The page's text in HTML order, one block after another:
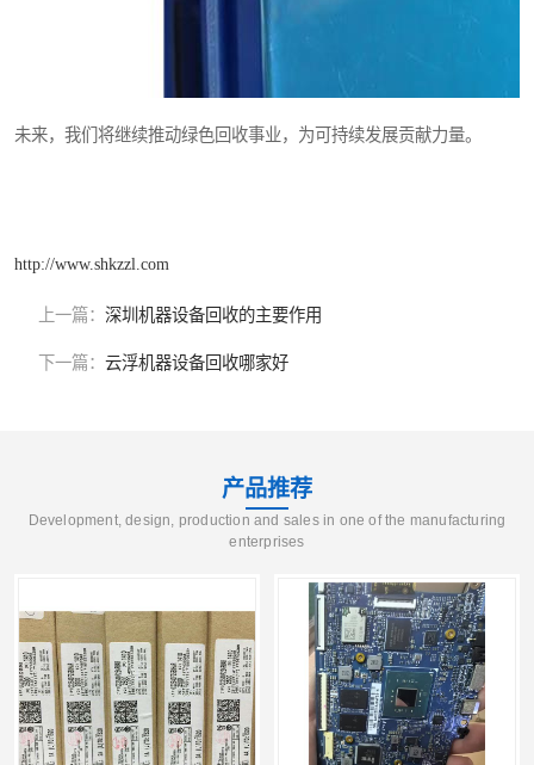
未来，我们将继续推动绿色回收事业，为可持续发展贡献力量。
http://www.shkzzl.com
上一篇： 深圳机器设备回收的主要作用
下一篇： 云浮机器设备回收哪家好
产品推荐
Development, design, production and sales in one of the manufacturing
enterprises